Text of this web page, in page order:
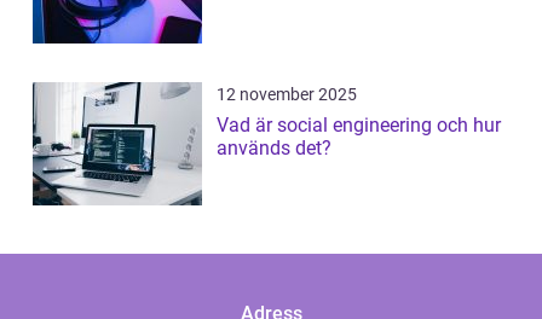
12 november 2025
Vad är social engineering och hur
används det?
Adress